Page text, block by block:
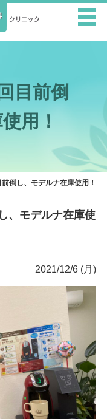
目前倒
用！
倒し、モデルナ在庫使用！
、モデルナ在庫使
2021/12/6 (月)